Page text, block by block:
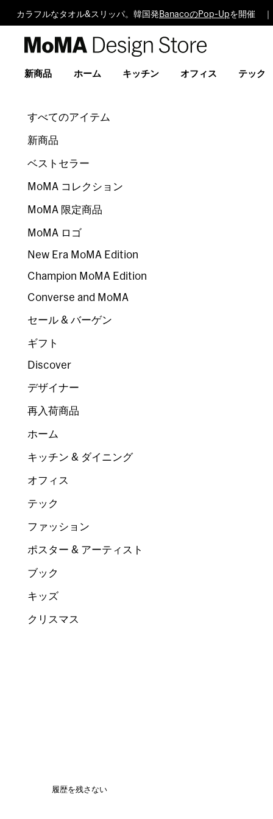
カラフルなタオル&スリッパ。韓国発 BanacoのPop-Upを開催
Design
新商品 ホーム キッチン オフィス テック
すべてのアイテム
新商品
ベストセラー
MoMA コレクション
MoMA 限定商品
MoMA ロゴ
New Era MoMA Edition
Champion MoMA Edition
Converse and MoMA
セール & バーゲン
ギフト
Discover
デザイナー
再入荷商品
ホーム
キッチン & ダイニング
オフィス
テック
ファッション
ポスター & アーティスト
ブック
キッズ
クリスマス
履歴を残さない